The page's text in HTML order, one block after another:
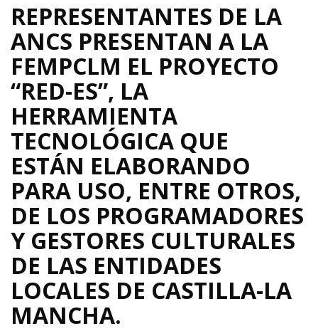
REPRESENTANTES DE LA
ANCS PRESENTAN A LA
FEMPCLM EL PROYECTO
“RED-ES”, LA
HERRAMIENTA
TECNOLÓGICA QUE
ESTÁN ELABORANDO
PARA USO, ENTRE OTROS,
DE LOS PROGRAMADORES
Y GESTORES CULTURALES
DE LAS ENTIDADES
LOCALES DE CASTILLA-LA
MANCHA.